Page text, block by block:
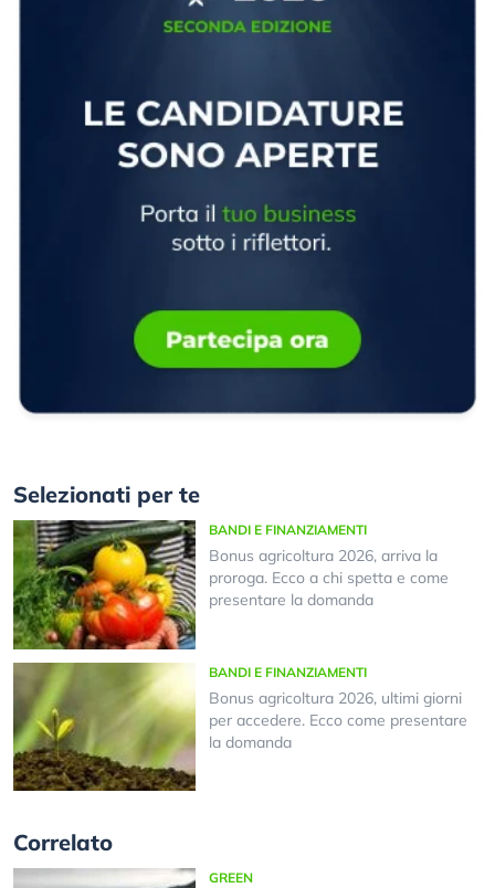
Selezionati per te
BANDI E FINANZIAMENTI
Bonus agricoltura 2026, arriva la
proroga. Ecco a chi spetta e come
presentare la domanda
BANDI E FINANZIAMENTI
Bonus agricoltura 2026, ultimi giorni
per accedere. Ecco come presentare
la domanda
Correlato
GREEN